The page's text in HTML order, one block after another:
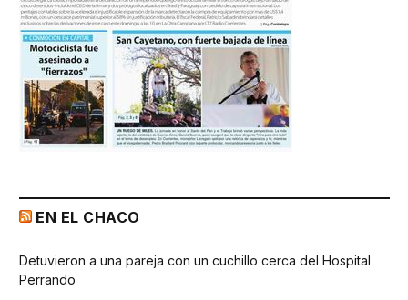
EN EL CHACO
Detuvieron a una pareja con un cuchillo cerca del Hospital
Perrando